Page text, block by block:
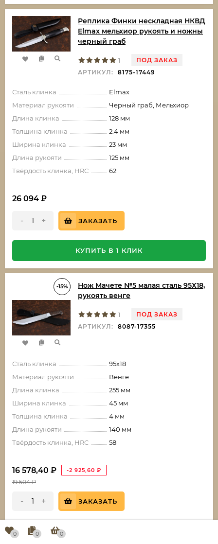
Реплика Финки нескладная НКВД
Elmax мельхиор рукоять и ножны
черный граб
1
ПОД ЗАКАЗ
АРТИКУЛ:
8175-17449
Сталь клинка
Elmax
Материал рукояти
Черный граб, Мельхиор
Длина клинка
128 мм
Толщина клинка
2.4 мм
Ширина клинка
23 мм
Длина рукояти
125 мм
Твёрдость клинка, HRC
62
26 094 ₽
- + ЗАКАЗАТЬ
КУПИТЬ В 1 КЛИК
-15%
Нож Мачете №5 малая сталь 95Х18,
рукоять венге
1
ПОД ЗАКАЗ
АРТИКУЛ:
8087-17355
Сталь клинка
95х18
Материал рукояти
Венге
Длина клинка
255 мм
Ширина клинка
45 мм
Толщина клинка
4 мм
Длина рукояти
140 мм
Твёрдость клинка, HRC
58
16 578,40 ₽ -2 925,60 ₽
19 504₽
- + ЗАКАЗАТЬ
0 0 0